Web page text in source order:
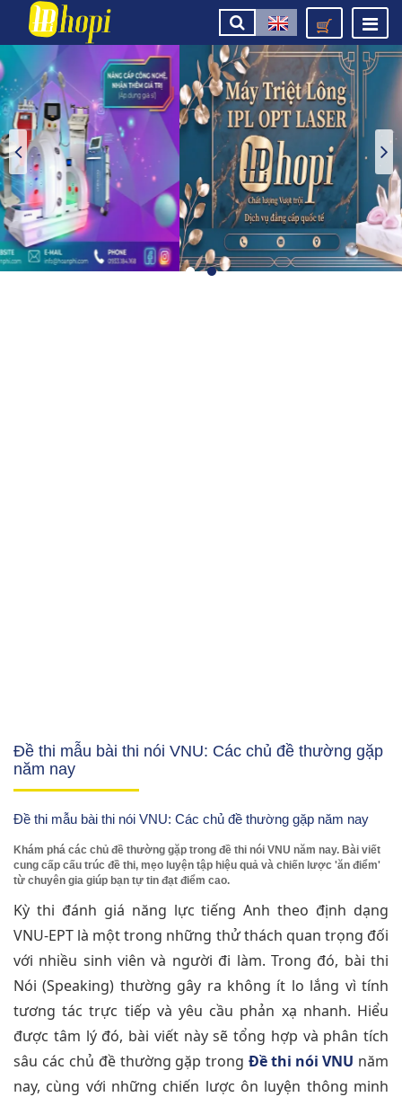
Đề thi mẫu bài thi nói VNU: Các chủ đề thường gặp
năm nay
Đề thi mẫu bài thi nói VNU: Các chủ đề thường gặp năm nay
Khám phá các chủ đề thường gặp trong đề thi nói VNU năm nay. Bài viết
cung cấp cấu trúc đề thi, mẹo luyện tập hiệu quả và chiến lược 'ăn điểm'
từ chuyên gia giúp bạn tự tin đạt điểm cao.
Kỳ thi đánh giá năng lực tiếng Anh theo định dạng
VNU-EPT là một trong những thử thách quan trọng đối
với nhiều sinh viên và người đi làm. Trong đó, bài thi
Nói (Speaking) thường gây ra không ít lo lắng vì tính
tương tác trực tiếp và yêu cầu phản xạ nhanh. Hiểu
được tâm lý đó, bài viết này sẽ tổng hợp và phân tích
sâu các chủ đề thường gặp trongĐề thi nói VNU năm
nay, cùng với những chiến lược ôn luyện thông minh